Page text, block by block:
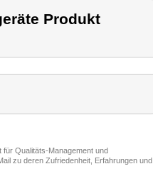
Produkt
für Qualitäts-Management und
zu deren Zufriedenheit, Erfahrungen und